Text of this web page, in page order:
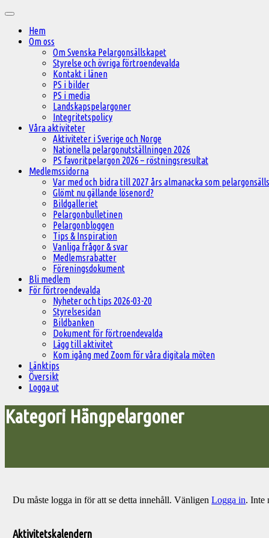
innehåll
Huvudmeny
Hem
Om oss
Om Svenska Pelargonsällskapet
Styrelse och övriga förtroendevalda
Kontakt i länen
PS i bilder
PS i media
Landskapspelargoner
Integritetspolicy
Våra aktiviteter
Aktiviteter i Sverige och Norge
Nationella pelargonutställningen 2026
PS favoritpelargon 2026 – röstningsresultat
Medlemssidorna
Var med och bidra till 2027 års almanacka som
Glömt nu gällande lösenord?
Bildgalleriet
Pelargonbulletinen
Pelargonbloggen
Tips & Inspiration
Vanliga frågor & svar
Medlemsrabatter
Föreningsdokument
Bli medlem
För förtroendevalda
Nyheter och tips 2026-03-20
Styrelsesidan
Bildbanken
Dokument för förtroendevalda
Lägg till aktivitet
Kom igång med Zoom för våra digitala möten
Länktips
Översikt
Logga ut
Kategori Hängpelargoner
Du måste logga in för att se detta innehåll. VänligenLogga in. Inte
till
Aktivitetskalendern